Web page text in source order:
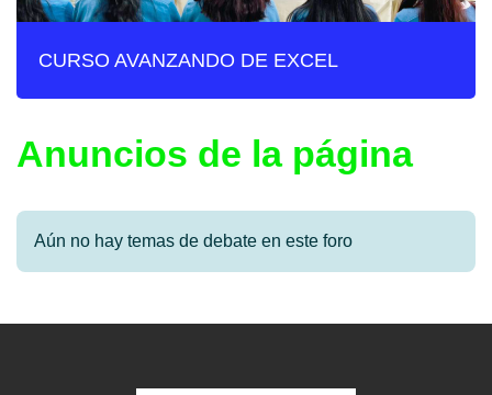
CURSO AVANZANDO DE EXCEL
Anuncios de la página
Aún no hay temas de debate en este foro